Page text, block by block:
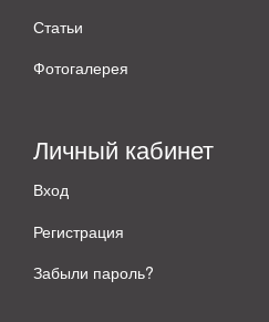
Статьи
Фотогалерея
Личный кабинет
Вход
Регистрация
Забыли пароль?